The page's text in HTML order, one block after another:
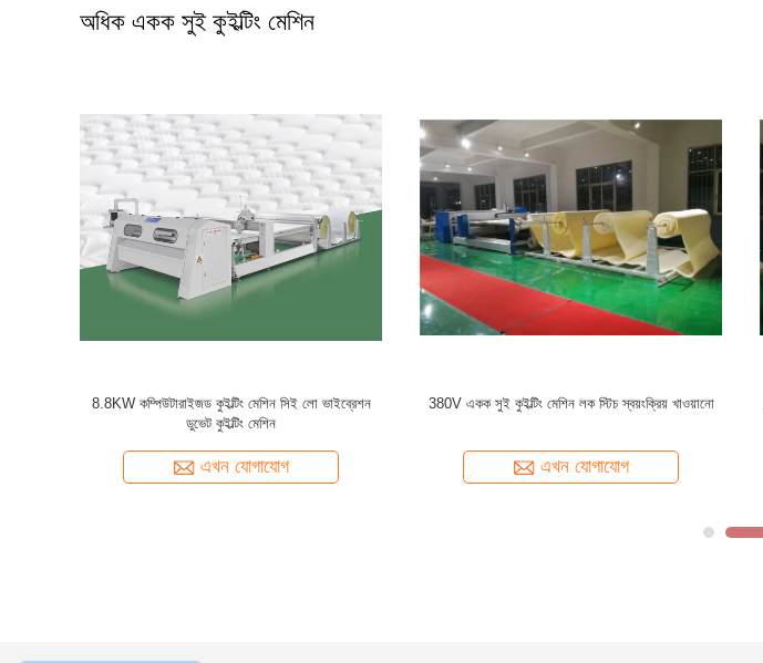
অধিক একক সুই কুইল্টিং মেশিন
8.8KW কম্পিউটারাইজড কুইল্টিং মেশিন সিই লো ভাইব্রেশন
ডুভেট কুইল্টিং মেশিন
এখন যোগাযোগ
380V একক সুই কুইল্টিং মেশিন লক স্টিচ স্বয়ংক্রিয় খাওয়ানো
এখন যোগাযোগ